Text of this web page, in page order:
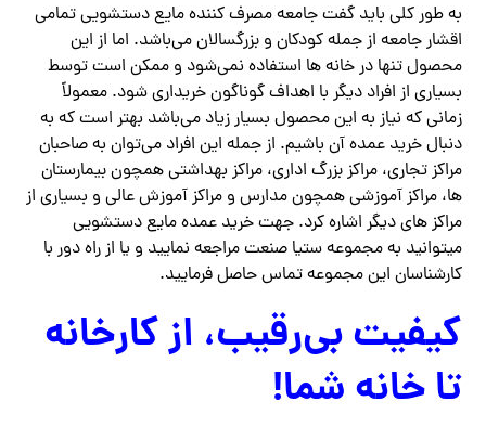
به طور کلی باید گفت جامعه مصرف کننده مایع دستشویی تمامی
اقشار جامعه از جمله کودکان و بزرگسالان می‌باشد. اما از این
محصول تنها در خانه ها استفاده نمی‌شود و ممکن است توسط
بسیاری از افراد دیگر با اهداف گوناگون خریداری شود. معمولاً
زمانی که نیاز به این محصول بسیار زیاد می‌باشد بهتر است که به
دنبال خرید عمده آن باشیم. از جمله این افراد می‌توان به صاحبان
مراکز تجاری، مراکز بزرگ اداری، مراکز بهداشتی همچون بیمارستان‌
ها، مراکز آموزشی همچون مدارس و مراکز آموزش عالی و بسیاری از
مراکز های دیگر اشاره کرد. جهت خرید عمده مایع دستشویی
میتوانید به مجموعه ستیا صنعت مراجعه نمایید و یا از راه دور با
کارشناسان این مجموعه تماس حاصل فرمایید.
کیفیت بی‌رقیب، از کارخانه
تا خانه شما!